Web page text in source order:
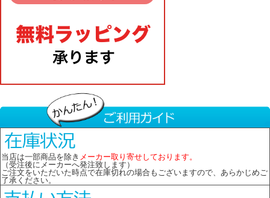
当店は一部商品を除き メーカー取り寄せしております。
（受注後にメーカーへ発注致します）
ご注文をいただいた時点で在庫切れの場合もございますので、あらかじめご
了承ください。